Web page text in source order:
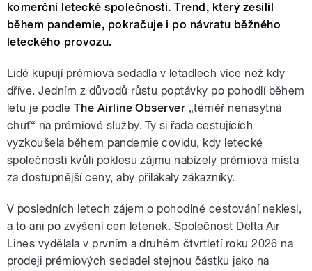
komerční letecké společnosti. Trend, který zesílil
během pandemie, pokračuje i po návratu běžného
leteckého provozu.
Lidé kupují prémiová sedadla v letadlech více než kdy
dříve. Jedním z důvodů růstu poptávky po pohodlí během
letu je podle The Airline Observer „téměř nenasytná
chuť“ na prémiové služby. Ty si řada cestujících
vyzkoušela během pandemie covidu, kdy letecké
společnosti kvůli poklesu zájmu nabízely prémiová místa
za dostupnější ceny, aby přilákaly zákazníky.
V posledních letech zájem o pohodlné cestování neklesl,
a to ani po zvýšení cen letenek. Společnost Delta Air
Lines vydělala v prvním a druhém čtvrtletí roku 2026 na
prodeji prémiových sedadel stejnou částku jako na